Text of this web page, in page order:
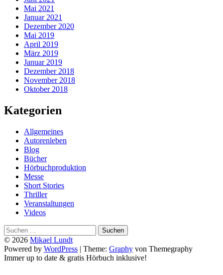
Mai 2021
Januar 2021
Dezember 2020
Mai 2019
April 2019
März 2019
Januar 2019
Dezember 2018
November 2018
Oktober 2018
Kategorien
Allgemeines
Autorenleben
Blog
Bücher
Hörbuchproduktion
Messe
Short Stories
Thriller
Veranstaltungen
Videos
Suchen
nach:
© 2026 Mikael Lundt
Powered by WordPress | Theme: Graphy von Themegraphy
Immer up to date & gratis Hörbuch inklusive!